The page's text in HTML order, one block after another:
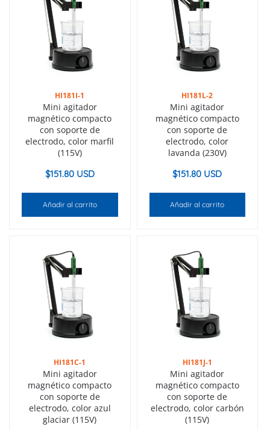
HI181I-1
Mini agitador
magnético compacto
con soporte de
electrodo, color marfil
(115V)
$151.80 USD
Añadir al carrito
HI181L-2
Mini agitador
magnético compacto
con soporte de
electrodo, color
lavanda (230V)
$151.80 USD
Añadir al carrito
HI181C-1
Mini agitador
magnético compacto
con soporte de
electrodo, color azul
glaciar (115V)
HI181J-1
Mini agitador
magnético compacto
con soporte de
electrodo, color carbón
(115V)